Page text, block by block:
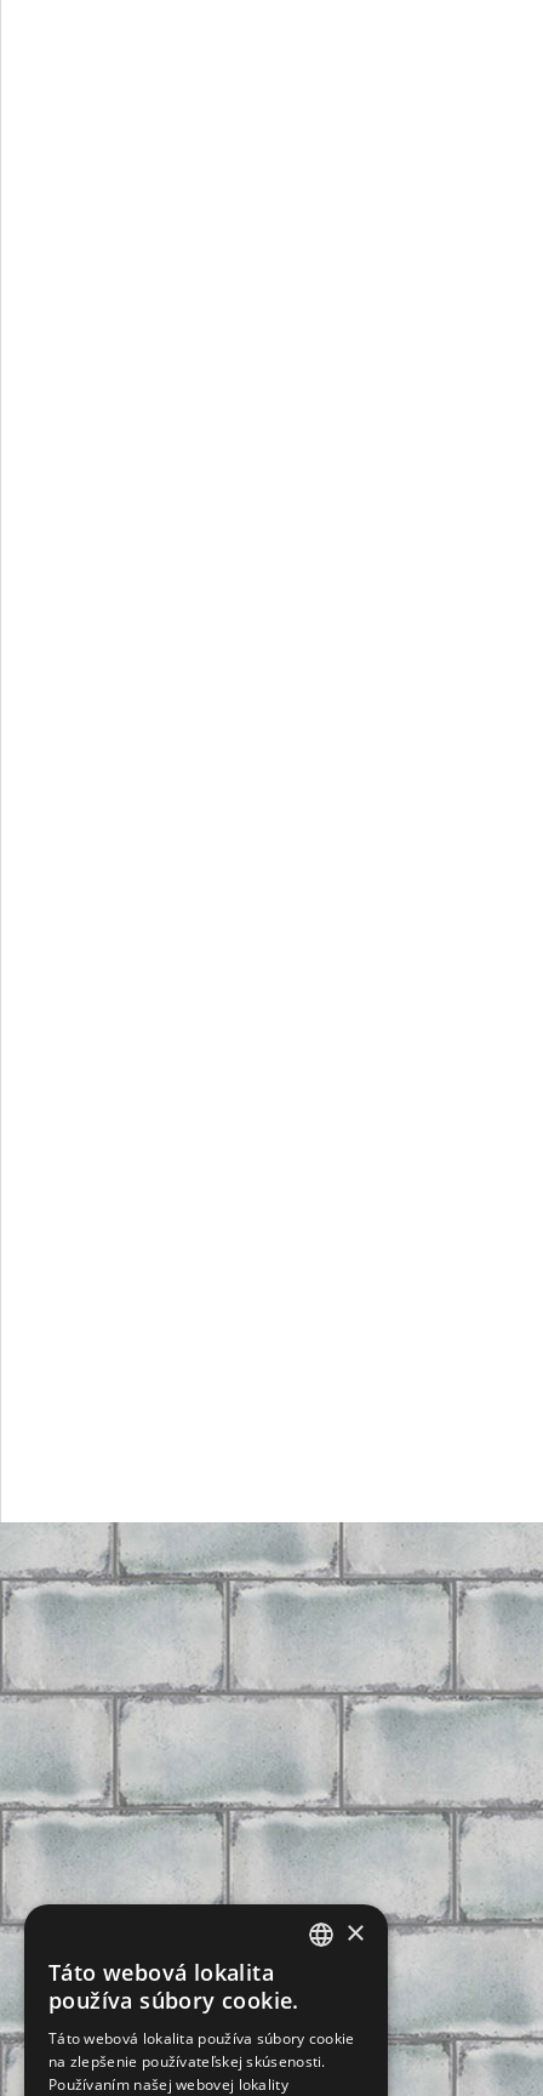
GERMAN
×
Táto webová lokalita
používa súbory cookie.
Táto webová lokalita používa súbory cookie
na zlepšenie používateľskej skúsenosti.
Používaním našej webovej lokality